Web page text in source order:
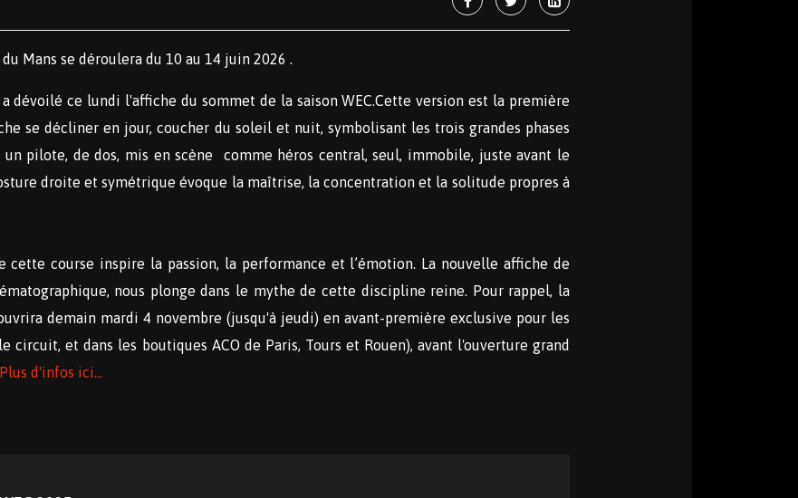
Mans se déroulera du 10 au 14 juin 2026 .
dévoilé ce lundi l'affiche du sommet de la saison WEC.Cette version est la première
se décliner en jour, coucher du soleil et nuit, symbolisant les trois grandes phases
pilote, de dos, mis en scène comme héros central, seul, immobile, juste avant le
droite et symétrique évoque la maîtrise, la concentration et la solitude propres à
cette course inspire la passion, la performance et l’émotion. La nouvelle affiche de
nous plonge dans le mythe de cette discipline reine. Pour rappel, la
demain mardi 4 novembre (jusqu'à jeudi) en avant-première exclusive pour les
circuit, et dans les boutiques ACO de Paris, Tours et Rouen), avant l'ouverture grand
Plus d'infos ici...